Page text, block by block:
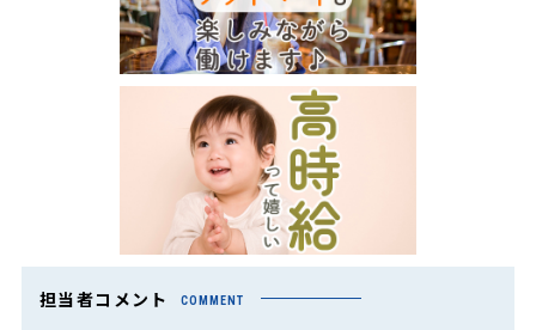
担当者コメント COMMENT